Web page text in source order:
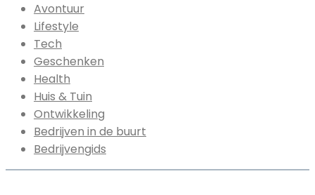
Avontuur
Lifestyle
Tech
Geschenken
Health
Huis & Tuin
Ontwikkeling
Bedrijven in de buurt
Bedrijvengids